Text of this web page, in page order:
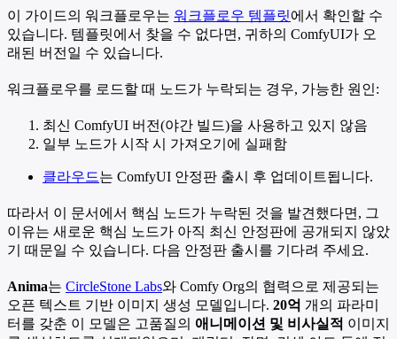
이 가이드의 워크플로우는 워크플로우 템플릿에서 확인할 수
있습니다. 템플릿에서 찾을 수 없다면, 귀하의 ComfyUI가 오
래된 버전일 수 있습니다.
워크플로우를 로드할 때 노드가 누락되는 경우, 가능한 원인:
최신 ComfyUI 버전(야간 빌드)을 사용하고 있지 않음
일부 노드가 시작 시 가져오기에 실패함
클라우드는 ComfyUI 안정판 출시 후 업데이트됩니다.
따라서 이 문서에서 핵심 노드가 누락된 것을 발견했다면, 그
이유는 새로운 핵심 노드가 아직 최신 안정판에 공개되지 않았
기 때문일 수 있습니다. 다음 안정판 출시를 기다려 주세요.
Anima는 CircleStone Labs와 Comfy Org의 협력으로 제공되는
오픈 텍스트 기반 이미지 생성 모델입니다. 20억 개의 파라미
터를 갖춘 이 모델은 고품질의 애니메이션 및 비사실적 이미지